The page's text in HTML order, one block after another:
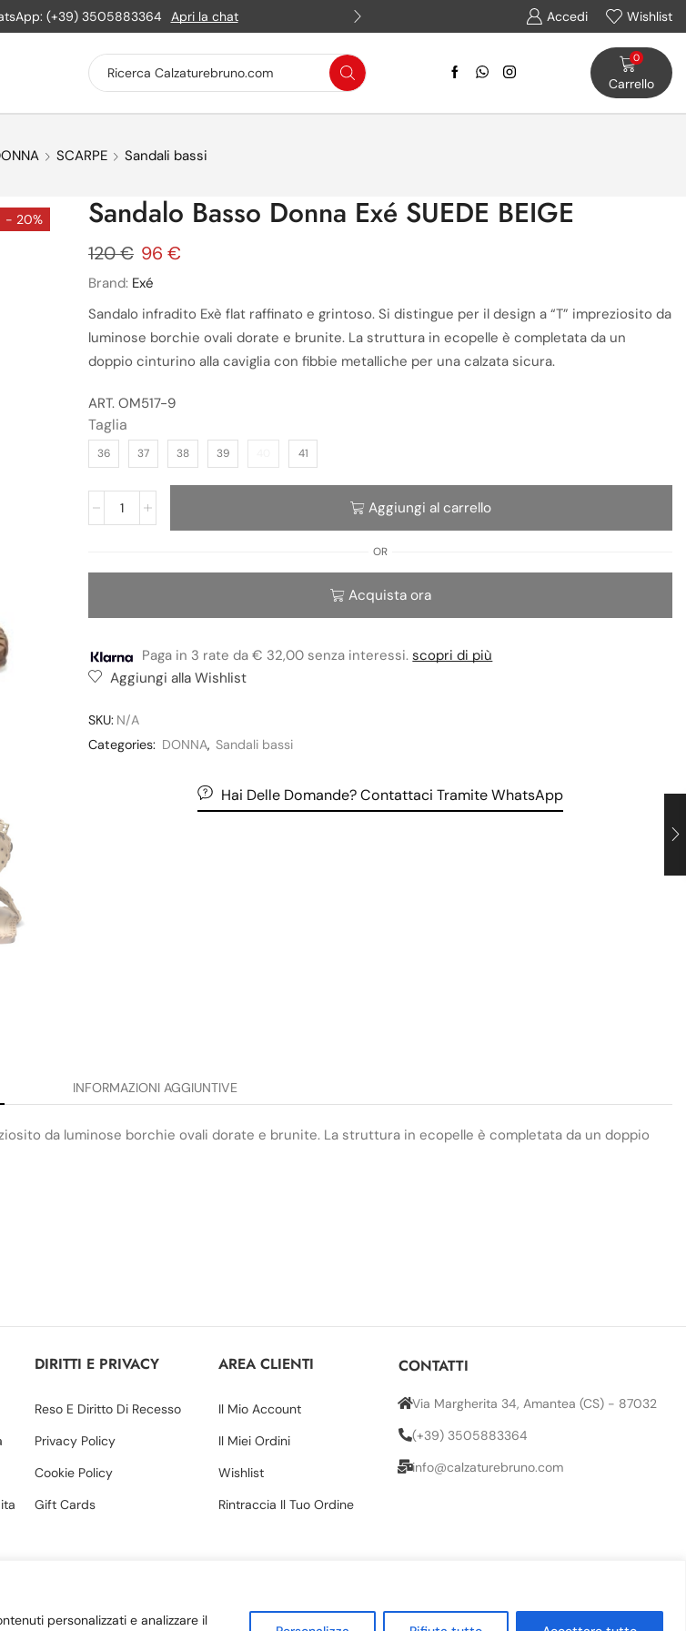
personalizzati e analizzare il
(+39) 3505883364 Apri la chat Assistenza WhatsApp: (+39)
Accedi Wishlist
0
Carrello
SCARPE Sandali bassi
- 20% Sandalo Basso Donna Exé SUEDE BEIGE
120€ 96 €
Brand: Exé
Sandalo infradito Exè flat raffinato e grintoso. Si distingue per il design a “T” impreziosito da
luminose borchie ovali dorate e brunite. La struttura in ecopelle è completata da un
doppio cinturino alla caviglia con fibbie metalliche per una calzata sicura.
ART. OM517-9
Taglia
36 37 38 39 41
Aggiungi al carrello
OR
Acquista ora
Paga in 3 rate da € 32,00 senza interessi.scopri di più
Aggiungi alla Wishlist
SKU: N/A
Categories: DONNA, Sandali bassi
Hai Delle Domande? Contattaci Tramite WhatsApp
INFORMAZIONI AGGIUNTIVE
da luminose borchie ovali dorate e brunite. La struttura in ecopelle è completata da un doppio
DIRITTI E PRIVACY
Reso E Diritto Di Recesso
Privacy Policy
Cookie Policy
Gift Cards
AREA CLIENTI
Il Mio Account
Il Miei Ordini
Wishlist
Rintraccia Il Tuo Ordine
CONTATTI
Via Margherita 34, Amantea (CS) - 87032
(+39) 3505883364
info@calzaturebruno.com